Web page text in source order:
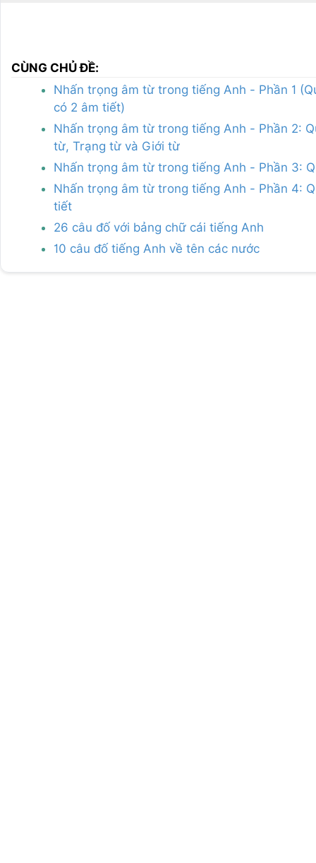
CÙNG CHỦ ĐỀ:
Nhấn trọng âm từ trong tiếng Anh - Phần 1
có 2 âm tiết)
Nhấn trọng âm từ trong tiếng Anh - Phần 2:
từ, Trạng từ và Giới từ
Nhấn trọng âm từ trong tiếng Anh - Phần 3:
Nhấn trọng âm từ trong tiếng Anh - Phần 4:
tiết
26 câu đố với bảng chữ cái tiếng Anh
10 câu đố tiếng Anh về tên các nước